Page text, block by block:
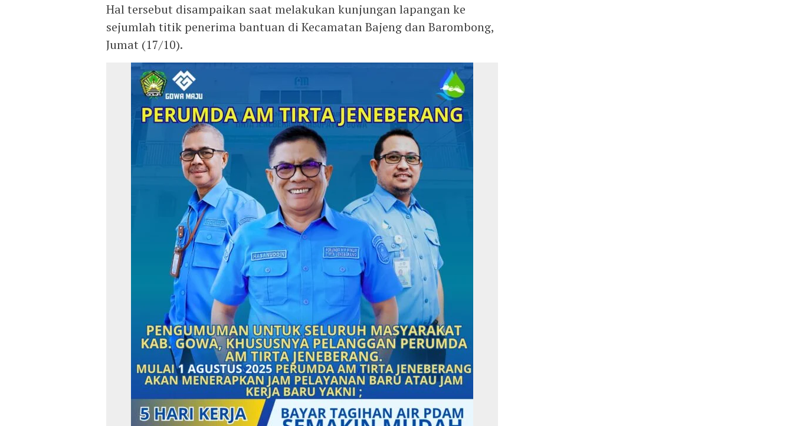
Hal tersebut disampaikan saat melakukan kunjungan lapangan ke
sejumlah titik penerima bantuan di Kecamatan Bajeng dan Barombong,
Jumat (17/10).